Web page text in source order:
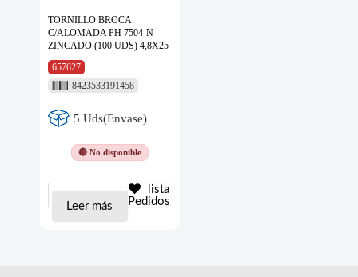
TORNILLO BROCA
C/ALOMADA PH 7504-N
ZINCADO (100 UDS) 4,8X25
657627
8423533191458
5 Uds(Envase)
🔴 No disponible
Leer más
lista
Pedidos